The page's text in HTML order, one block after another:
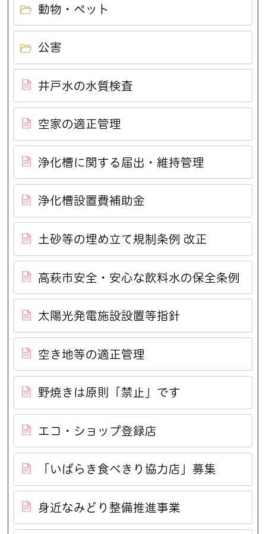
動物・ペット
公害
井戸水の水質検査
空家の適正管理
浄化槽に関する届出・維持管理
浄化槽設置費補助金
土砂等の埋め立て規制条例 改正
高萩市安全・安心な飲料水の保全条例
太陽光発電施設設置等指針
空き地等の適正管理
野焼きは原則「禁止」です
エコ・ショップ登録店
「いばらき食べきり協力店」募集
身近なみどり整備推進事業